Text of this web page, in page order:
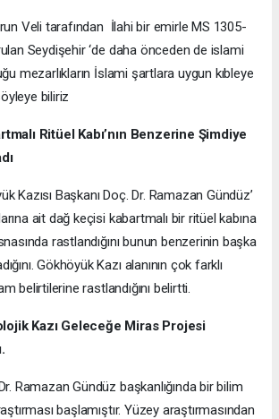
Veli tarafından İlahi bir emirle MS 1305-
Seydişehir ‘de daha önceden de islami
mezarlıkların İslami şartlara uygun kıbleye
biliriz
Ritüel Kabı’nın Benzerine Şimdiye
Kazısı Başkanı Doç. Dr. Ramazan Gündüz’
ait dağ keçisi kabartmalı bir ritüel kabına
rastlandığını bunun benzerinin başka
Gökhöyük Kazı alanının çok farklı
belirtilerine rastlandığını belirtti.
Kazı Geleceğe Miras Projesi
Ramazan Gündüz başkanlığında bir bilim
başlamıştır. Yüzey araştırmasından